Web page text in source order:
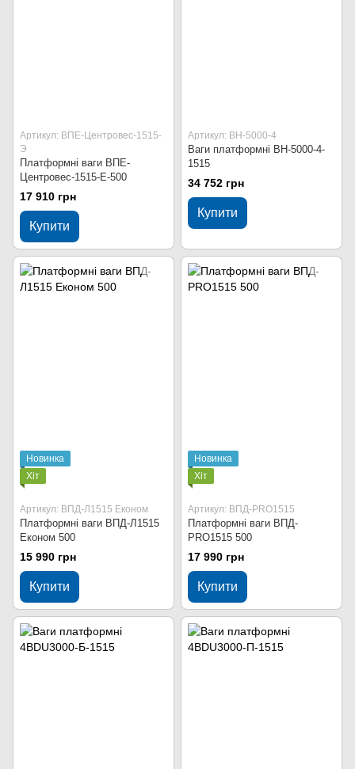
Артикул: ВПЕ-Центровес-1515-
Э
Платформні ваги ВПЕ-
Центровес-1515-Е-500
17 910 грн
Купити
Артикул: ВН-5000-4
Ваги платформні ВН-5000-4-
1515
34 752 грн
Купити
Новинка
Хіт
Артикул: ВПД-Л1515 Економ
Платформні ваги ВПД-Л1515
Економ 500
15 990 грн
Купити
Новинка
Хіт
Артикул: ВПД-PRO1515
Платформні ваги ВПД-
PRO1515 500
17 990 грн
Купити